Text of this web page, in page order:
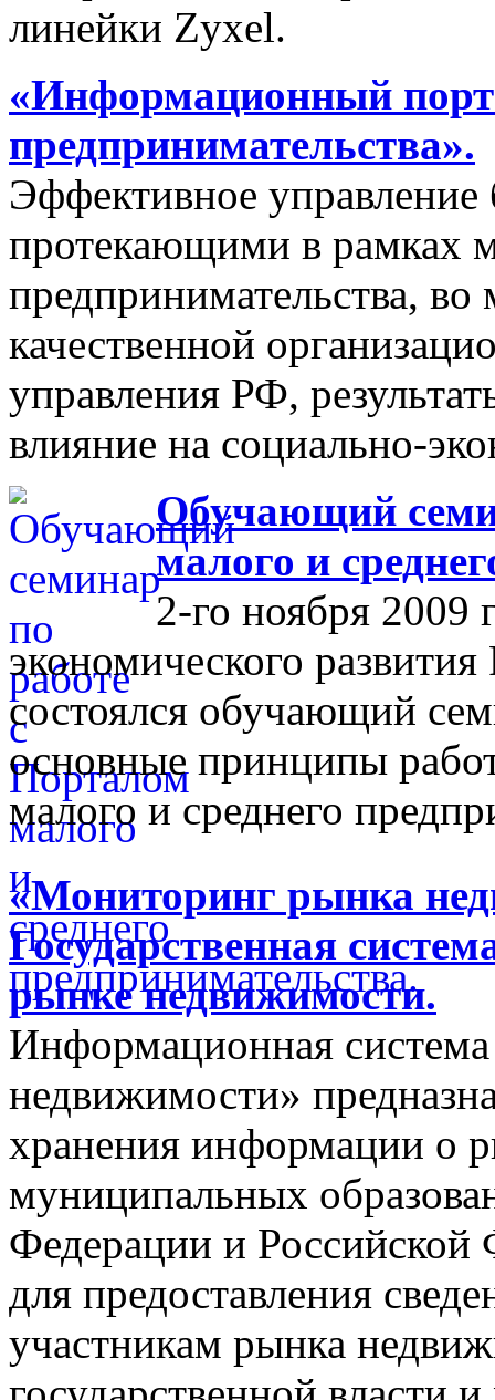
линейки Zyxel.
«Информационный
предпринимательства».
Эффективное управление
протекающими в рамках
предпринимательства,
качественной
управления РФ,
влияние на социально-
Обучающий
малого и
2-го ноября 2009
экономического
состоялся обучающий
основные принципы
малого и среднего
«Мониторинг рынка
Государственная
рынке недвижимости.
Информационная
недвижимости»
хранения информации о
муниципальных
Федерации и Российской
для предоставления
участникам рынка